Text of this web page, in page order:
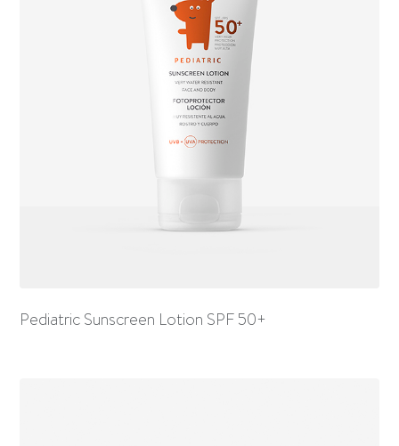
Pediatric Sunscreen Lotion SPF 50+